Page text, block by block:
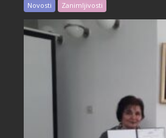
Novosti Zanimljivosti